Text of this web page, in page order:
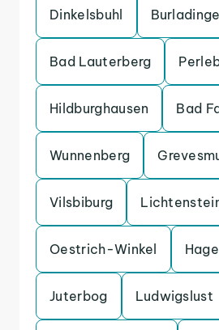
Dinkelsbuhl
Bad Lauterberg
Hildburghausen Bad
Wunnenberg
Vilsbiburg
Oestrich-Winkel
Juterbog Ludwigslust